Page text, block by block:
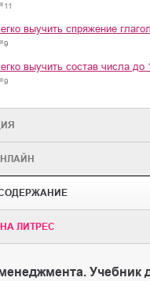
11
выучить спряжение
9
выучить состав числа до
9
СОДЕРЖАНИЕ
ЛИТРЕС
Учебник